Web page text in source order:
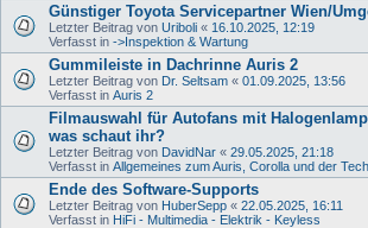
Günstiger Toyota Servicepartner Wien/
Letzter Beitrag von Uriboli « 16.10.2025, 12:19
Verfasst in ->Inspektion & Wartung
Gummileiste in Dachrinne Auris 2
Letzter Beitrag von Dr. Seltsam « 01.09.2025, 13:56
Verfasst in Auris 2
Filmauswahl für Autofans mit
was schaut ihr?
Letzter Beitrag von DavidNar « 29.05.2025, 21:18
Verfasst in Allgemeines zum Auris, Corolla und der
Ende des Software-Supports
Letzter Beitrag von HuberSepp « 22.05.2025, 16:11
Verfasst in HiFi - Multimedia - Elektrik - Keyless